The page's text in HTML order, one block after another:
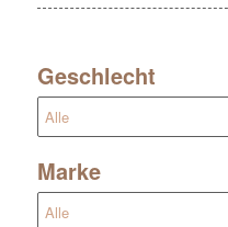
Geschlecht
Marke